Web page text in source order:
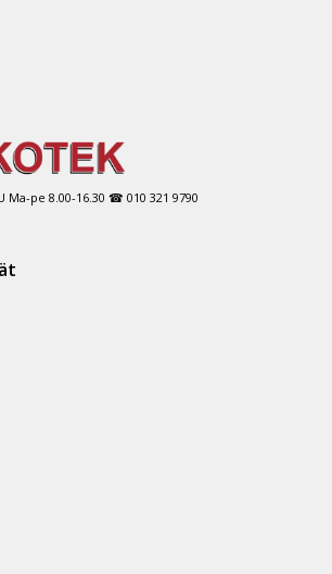
Ma-pe 8.00-16.30 ☎ 010 321 9790